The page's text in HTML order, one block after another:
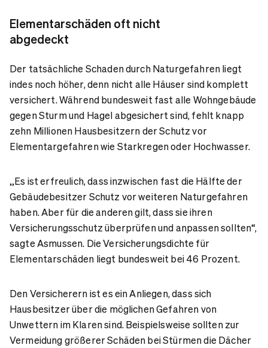
Elementarschäden oft nicht
abgedeckt
Der tatsächliche Schaden durch Naturgefahren liegt
indes noch höher, denn nicht alle Häuser sind komplett
versichert. Während bundesweit fast alle Wohngebäude
gegen Sturm und Hagel abgesichert sind, fehlt knapp
zehn Millionen Hausbesitzern der Schutz vor
Elementargefahren wie Starkregen oder Hochwasser.
„Es ist erfreulich, dass inzwischen fast die Hälfte der
Gebäudebesitzer Schutz vor weiteren Naturgefahren
haben. Aber für die anderen gilt, dass sie ihren
Versicherungsschutz überprüfen und anpassen sollten“,
sagte Asmussen. Die Versicherungsdichte für
Elementarschäden liegt bundesweit bei 46 Prozent.
Den Versicherern ist es ein Anliegen, dass sich
Hausbesitzer über die möglichen Gefahren von
Unwettern im Klaren sind. Beispielsweise sollten zur
Vermeidung größerer Schäden bei Stürmen die Dächer